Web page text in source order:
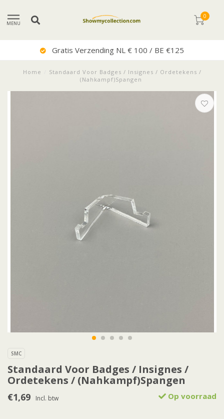
MENU
0
Gratis Verzending NL € 100 / BE €125
Home
Standaard Voor Badges / Insignes / Ordetekens /
(Nahkampf)Spangen
SMC
Standaard Voor Badges / Insignes /
Ordetekens / (Nahkampf)Spangen
€1,69 Incl. btw Op voorraad